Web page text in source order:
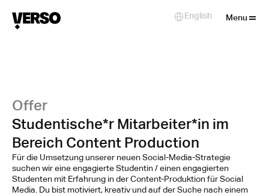
Offer
Studentische*r Mitarbeiter*in im
Bereich Content Production
Für die Umsetzung unserer neuen Social-Media-Strategie
suchen wir eine engagierte Studentin / einen engagierten
Studenten mit Erfahrung in der Content-Produktion für Social
Media. Du bist motiviert, kreativ und auf der Suche nach einem
Menu
Select Language
English